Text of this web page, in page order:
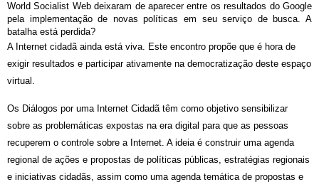
World Socialist Web deixaram de aparecer entre os resultados do Google
pela implementação de novas políticas em seu serviço de busca. A
batalha está perdida?
A Internet cidadã ainda está viva. Este encontro propõe que é hora de
exigir resultados e participar ativamente na democratização deste espaço
virtual.
Os Diálogos por uma Internet Cidadã têm como objetivo sensibilizar
sobre as problemáticas expostas na era digital para que as pessoas
recuperem o controle sobre a Internet. A ideia é construir uma agenda
regional de ações e propostas de políticas públicas, estratégias regionais
e iniciativas cidadãs, assim como uma agenda temática de propostas e